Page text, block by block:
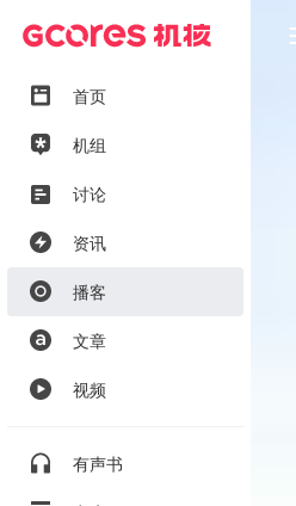
首页
机组
讨论
资讯
播客
文章
视频
有声书